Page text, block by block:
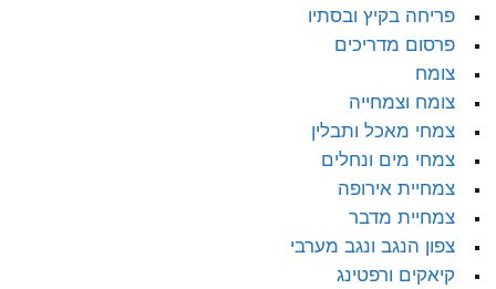
פריחה בקיץ ובסתיו
פרסום מדריכים
צומח
צומח וצמחייה
צמחי מאכל ותבלין
צמחי מים ונחלים
צמחיית אירופה
צמחיית מדבר
צפון הנגב ונגב מערבי
קיאקים ורפטינג